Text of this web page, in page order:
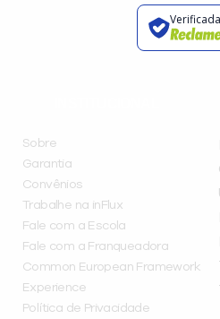
Sobre
Garantia
Convênios
Trabalhe na inFlux
Fale com a Escola
Fale com a Franqueadora
Common European Framework
Experience
Política de Privacidade